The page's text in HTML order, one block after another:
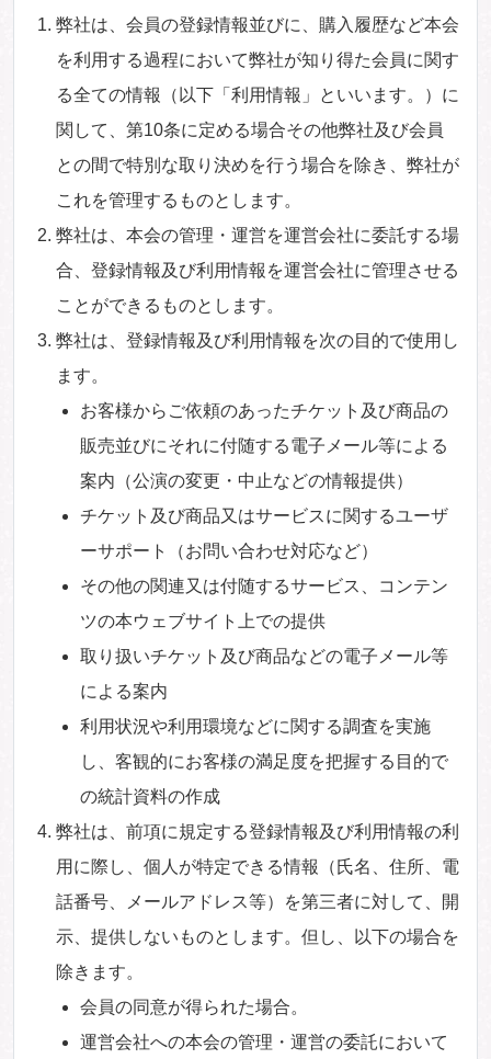
弊社は、会員の登録情報並びに、購入履歴など本会
を利用する過程において弊社が知り得た会員に関す
る全ての情報（以下「利用情報」といいます。）に
関して、第10条に定める場合その他弊社及び会員
との間で特別な取り決めを行う場合を除き、弊社が
これを管理するものとします。
弊社は、本会の管理・運営を運営会社に委託する場
合、登録情報及び利用情報を運営会社に管理させる
ことができるものとします。
弊社は、登録情報及び利用情報を次の目的で使用し
ます。
お客様からご依頼のあったチケット及び商品の
販売並びにそれに付随する電子メール等による
案内（公演の変更・中止などの情報提供）
チケット及び商品又はサービスに関するユーザ
ーサポート（お問い合わせ対応など）
その他の関連又は付随するサービス、コンテン
ツの本ウェブサイト上での提供
取り扱いチケット及び商品などの電子メール等
による案内
利用状況や利用環境などに関する調査を実施
し、客観的にお客様の満足度を把握する目的で
の統計資料の作成
弊社は、前項に規定する登録情報及び利用情報の利
用に際し、個人が特定できる情報（氏名、住所、電
話番号、メールアドレス等）を第三者に対して、開
示、提供しないものとします。但し、以下の場合を
除きます。
会員の同意が得られた場合。
運営会社への本会の管理・運営の委託において